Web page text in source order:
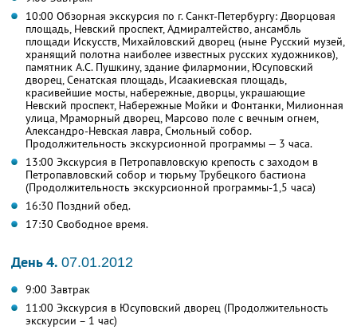
10:00 Обзорная экскурсия по г. Санкт-Петербургу: Дворцовая
площадь, Невский проспект, Адмиралтейство, ансамбль
площади Искусств, Михайловский дворец (ныне Русский музей,
хранящий полотна наиболее известных русских художников),
памятник А.С. Пушкину, здание филармонии, Юсуповский
дворец, Сенатская площадь, Исаакиевская площадь,
красивейшие мосты, набережные, дворцы, украшающие
Невский проспект, Набережные Мойки и Фонтанки, Милионная
улица, Мраморный дворец, Марсово поле с вечным огнем,
Александро-Невская лавра, Смольный собор.
Продолжительность экскурсионной программы — 3 часа.
13:00 Экскурсия в Петропавловскую крепость с заходом в
Петропавловский собор и тюрьму Трубецкого бастиона
(Продолжительность экскурсионной программы-1,5 часа)
16:30 Поздний обед.
17:30 Свободное время.
День 4. 07.01.2012
9:00 Завтрак
11:00 Экскурсия в Юсуповский дворец (Продолжительность
экскурсии – 1 час)